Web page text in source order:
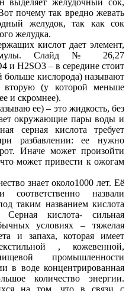
выделяет желудочный сок,
почему так вредно жевать
желудок, так как сок
желудка.
кислот дает элемент,
Слайд № 26,27
– в середине стоит
больше кислорода) называют
вторую (у которой меньше
и скромнее).
ее) – это жидкость, без
окружающие пары воды и
серная кислота требует
разбавлении: ее нужно
Иначе может произойти
может привести к ожогам
знает около1000 лет. Её
назвали
таким названием кислота
кислота- сильная
условиях – тяжелая
и запаха, которая имеет
, кожевенной,
промышленности
в воде концентрированная
количество энергии.